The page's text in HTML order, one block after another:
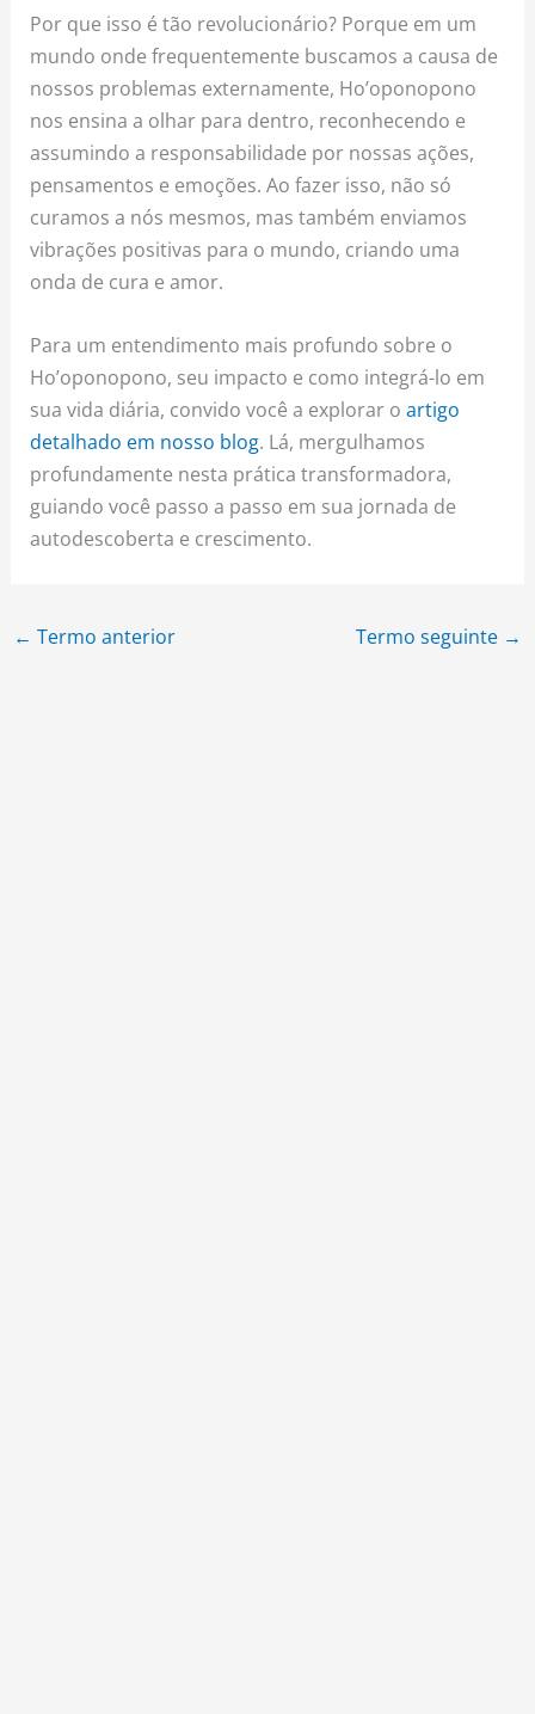
Por que isso é tão revolucionário? Porque em um
mundo onde frequentemente buscamos a causa de
nossos problemas externamente, Ho’oponopono
nos ensina a olhar para dentro, reconhecendo e
assumindo a responsabilidade por nossas ações,
pensamentos e emoções. Ao fazer isso, não só
curamos a nós mesmos, mas também enviamos
vibrações positivas para o mundo, criando uma
onda de cura e amor.
Para um entendimento mais profundo sobre o
Ho’oponopono, seu impacto e como integrá-lo em
sua vida diária, convido você a explorar oartigo
detalhado em nosso blog. Lá, mergulhamos
profundamente nesta prática transformadora,
guiando você passo a passo em sua jornada de
autodescoberta e crescimento.
← Termo anterior Termo seguinte →